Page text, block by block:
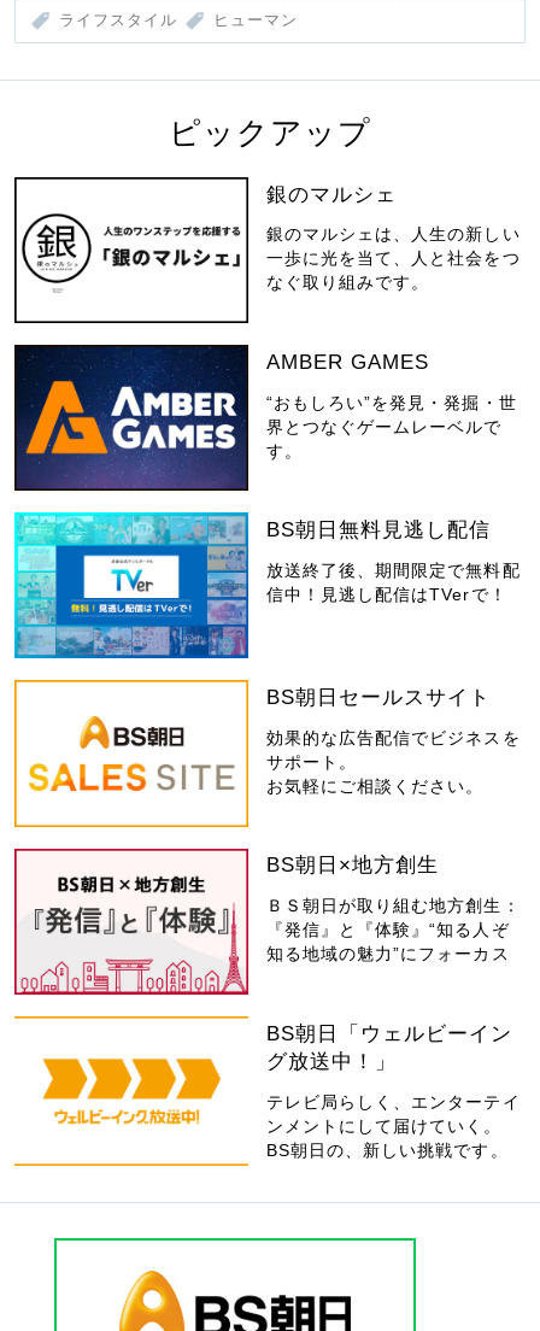
ライフスタイル ヒューマン
ピックアップ
銀のマルシェ
銀のマルシェは、人生の新しい
一歩に光を当て、人と社会をつ
なぐ取り組みです。
AMBER GAMES
“おもしろい”を発見・発掘・世
界とつなぐゲームレーベルで
す。
BS朝日無料見逃し配信
放送終了後、期間限定で無料配
信中！見逃し配信はTVerで！
BS朝日セールスサイト
効果的な広告配信でビジネスを
サポート。
お気軽にご相談ください。
BS朝日×地方創生
ＢＳ朝日が取り組む地方創生：
『発信』と『体験』“知る人ぞ
知る地域の魅力”にフォーカス
BS朝日「ウェルビーイン
グ放送中！」
テレビ局らしく、エンターテイ
ンメントにして届けていく。
BS朝日の、新しい挑戦です。